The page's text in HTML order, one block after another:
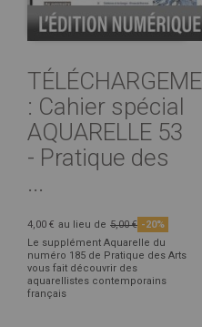
: Cahier spécial
AQUARELLE 53
- Pratique des
...
4,00 € au lieu de 5,00 € -20%
Le supplément Aquarelle du
numéro 185 de Pratique des Arts
vous fait découvrir des
aquarellistes contemporains
français